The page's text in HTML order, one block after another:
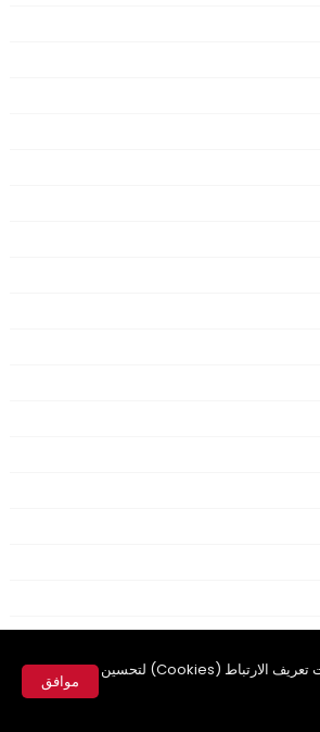
يستخدم هذا الموقع ملفات تعريف الارتباط (Cookies) لتحسين
موافق